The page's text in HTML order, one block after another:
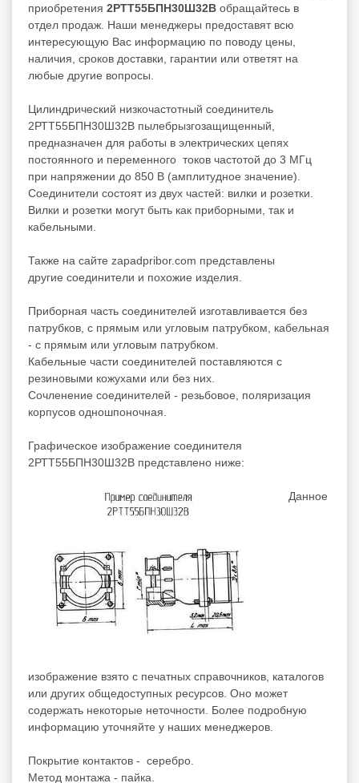
приобретения 2РТТ55БПН30Ш32В обращайтесь в
отдел продаж. Наши менеджеры предоставят всю
интересующую Вас информацию по поводу цены,
наличия, сроков доставки, гарантии или ответят на
любые другие вопросы.
Цилиндрический низкочастотный соединитель
2РТТ55БПН30Ш32В пылебрызгозащищенный,
предназначен для работы в электрических цепях
постоянного и переменного токов частотой до 3 МГц
при напряжении до 850 В (амплитудное значение).
Соединители состоят из двух частей: вилки и розетки.
Вилки и розетки могут быть как приборными, так и
кабельными.
Также на сайте zapadpribor.com представлены
другие соединители и похожие изделия.
Приборная часть соединителей изготавливается без
патрубков, с прямым или угловым патрубком, кабельная
- с прямым или угловым патрубком.
Кабельные части соединителей поставляются с
резиновыми кожухами или без них.
Сочленение соединителей - резьбовое, поляризация
корпусов одношпоночная.
Графическое изображение соединителя
2РТТ55БПН30Ш32В представлено ниже:
Данное
изображение взято с печатных справочников, каталогов
или других общедоступных ресурсов. Оно может
содержать некоторые неточности. Более подробную
информацию уточняйте у наших менеджеров.
Покрытие контактов - серебро.
Метод монтажа - пайка.